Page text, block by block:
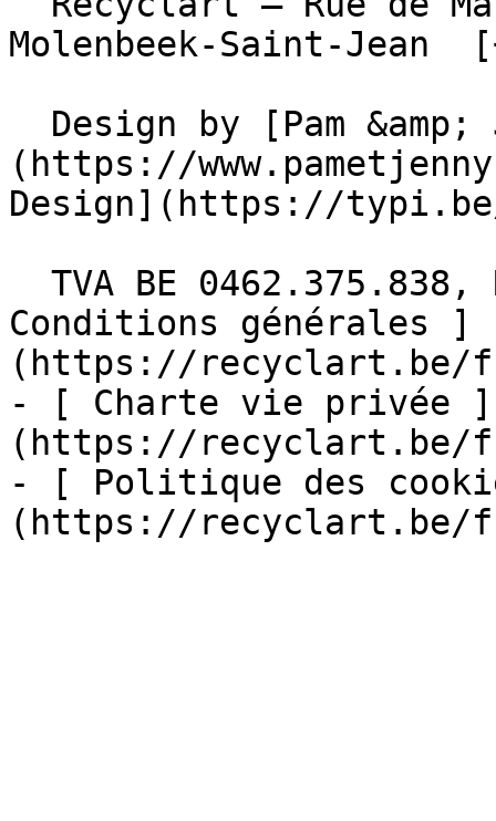
Molenbeek-Saint-
(https://
Design](https://
Conditions générales ]
(https://recyclart.be/
- [ Charte vie privée ]
(https://recyclart.be/
- [ Politique des